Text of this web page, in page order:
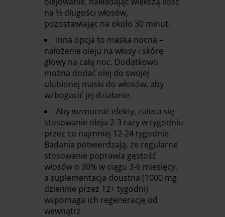
na ⅔ długości włosów,
pozostawiając na około 30 minut.
Inna opcja to maska nocna –
nałożenie oleju na włosy i skórę
głowy na całą noc. Dodatkowo
można dodać olej do swojej
ulubionej maski do włosów, aby
wzbogacić jej działanie.
Aby wzmocnić efekty, zaleca się
stosowanie oleju 2-3 razy w tygodniu
przez co najmniej 12-24 tygodnie.
Badania potwierdzają, że regularne
stosowanie poprawia gęstość
włosów o 30% w ciągu 3-6 miesięcy,
a suplementacja doustna (1000 mg
dziennie przez 12+ tygodni)
wspomaga ich regenerację od
wewnątrz